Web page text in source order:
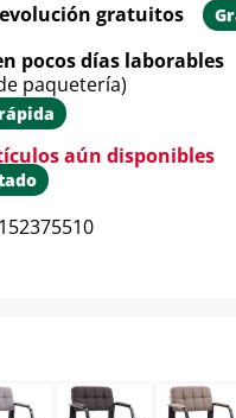
gratuitos
pocos días laborables
paquetería)
aún disponibles
152375510
sobre el producto